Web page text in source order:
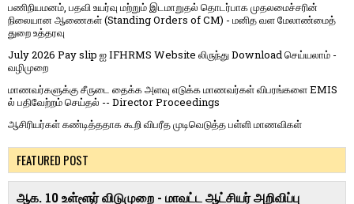
பணிநியமனம், பதவி உயர்வு மற்றும் இடமாறுதல் தொடர்பாக முதலமைச்சரின்
நிலையான ஆணைகள் (Standing Orders of CM) - மனித வள மேலாண்மைத்
துறை உத்தரவு
July 2026 Pay slip ஐ IFHRMS Website லிருந்து Download செய்யலாம் -
வழிமுறை
மாணவர்களுக்கு சீருடை தைக்க அளவு எடுக்க மாணவர்கள் விபரங்களை EMIS
ல் பதிவேற்றம் செய்தல் -- Director Proceedings
ஆசிரியர்கள் கண்டித்ததாக கூறி விபரீத முடிவெடுத்த பள்ளி மாணவிகள்
FEATURED POST
ஆக. 10 உள்ளூர் விடுமுறை - மாவட்ட ஆட்சியர் அறிவிப்பு